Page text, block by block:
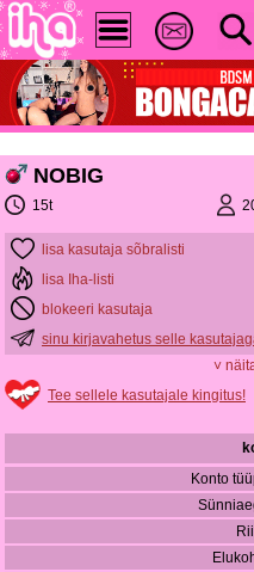
NOBIG
15t
lisa kasutaja sõbralisti
lisa Iha-listi
blokeeri kasutaja
sinu kirjavahetus selle
˅
Tee sellele kasutajale kingitus!
Konto